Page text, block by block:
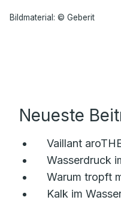
Bildmaterial: © Geberit
Neueste
Vaillant
Wasserdruck
Warum tropft
Kalk im